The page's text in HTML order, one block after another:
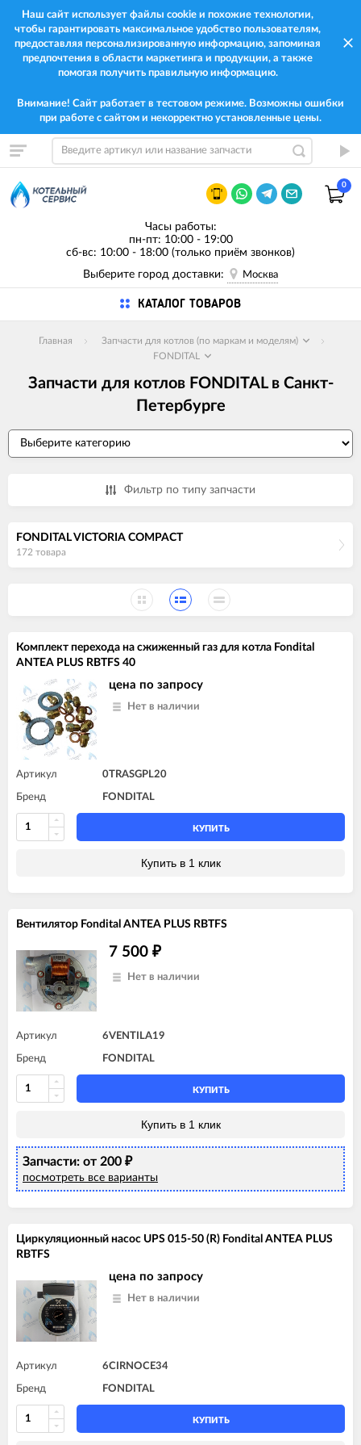
Наш сайт использует файлы cookie и похожие технологии,
чтобы гарантировать максимальное удобство пользователям,
предоставляя персонализированную информацию, запоминая
предпочтения в области маркетинга и продукции, а также
помогая получить правильную информацию.
Внимание! Сайт работает в тестовом режиме. Возможны ошибки
при работе с сайтом и некорректно установленные цены.
0
Часы работы:
пн-пт: 10:00 - 19:00
сб-вс: 10:00 - 18:00 (только приём звонков)
Выберите город доставки:
Москва
КАТАЛОГ ТОВАРОВ
Главная
Запчасти для котлов (по маркам и моделям)
FONDITAL
Запчасти для котлов FONDITAL в Санкт-
Петербурге
Фильтр по типу запчасти
FONDITAL VICTORIA COMPACT
172 товара
Комплект перехода на сжиженный газ для котла Fondital
ANTEA PLUS RBTFS 40
цена по запросу
Нет в наличии
Артикул 0TRASGPL20
Бренд FONDITAL
КУПИТЬ
Купить в 1 клик
Вентилятор Fondital ANTEA PLUS RBTFS
7 500 ₽
Нет в наличии
Артикул 6VENTILA19
Бренд FONDITAL
КУПИТЬ
Купить в 1 клик
Запчасти: от 200 ₽
посмотреть все варианты
Циркуляционный насос UPS 015-50 (R) Fondital ANTEA PLUS
RBTFS
цена по запросу
Нет в наличии
Артикул 6CIRNOCE34
Бренд FONDITAL
КУПИТЬ